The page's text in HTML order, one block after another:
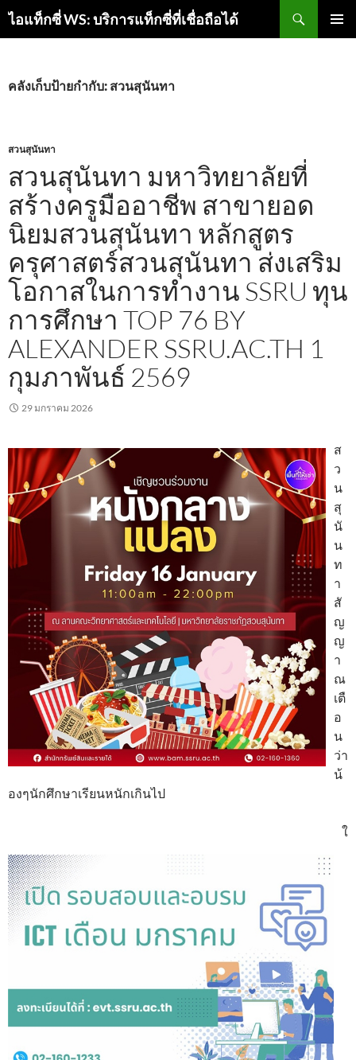
ไอแท็กซี่ WS: บริการแท็กซี่ที่เชื่อถือได้
ค้นหา
เนื้อหา
คลังเก็บป้ายกำกับ: สวนสุนันทา
สวนสุนันทา
สวนสุนันทา มหาวิทยาลัยที่
สร้างครูมืออาชีพ สาขายอด
นิยมสวนสุนันทา หลักสูตร
ครุศาสตร์สวนสุนันทา ส่งเสริม
โอกาสในการทำงาน SSRU ทุน
การศึกษา TOP 76 BY
ALEXANDER SSRU.AC.TH 1
กุมภาพันธ์ 2569
29 มกราคม 2026
ส
ว
น
สุ
นั
น
ท
า
สั
ญ
ญ
า
ณ
เตื
อ
น
ว่า
น้
องๆนักศึกษาเรียนหนักเกินไป
ใ